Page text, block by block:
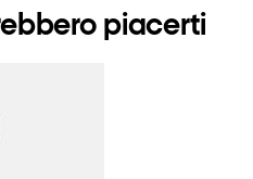
piacerti